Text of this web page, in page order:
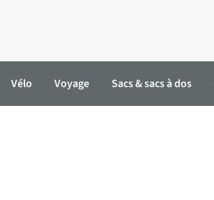
Vélo Voyage Sacs & sacs à dos